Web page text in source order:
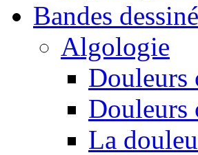
Bandes
Algologie
Douleurs
Douleurs
La